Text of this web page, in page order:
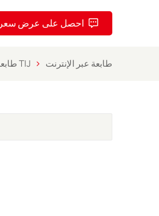
احصل على عرض سعر
طابعة TIJ طابعة عبر الإنترنت